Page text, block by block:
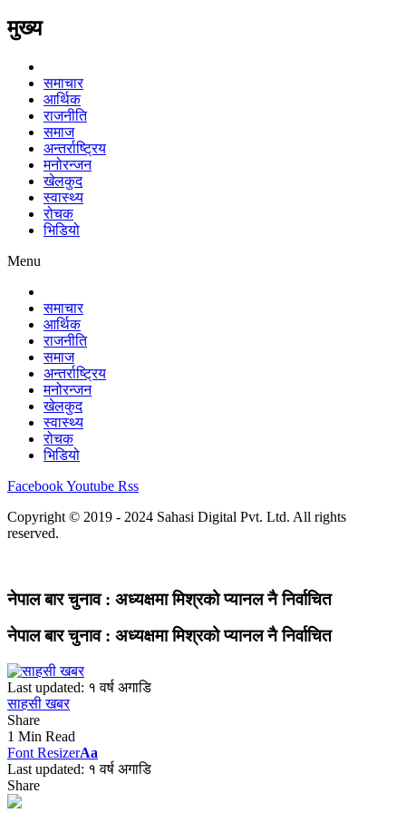
मुख्य
समाचार
आर्थिक
राजनीति
समाज
अन्तर्राष्ट्रिय
मनोरन्जन
खेलकुद
स्वास्थ्य
रोचक
भिडियो
Menu
समाचार
आर्थिक
राजनीति
समाज
अन्तर्राष्ट्रिय
मनोरन्जन
खेलकुद
स्वास्थ्य
रोचक
भिडियो
FacebookYoutube Rss
Copyright © 2019 - 2024 Sahasi Digital Pvt. Ltd. All rights
reserved.
नेपाल बार चुनाव : अध्यक्षमा मिश्रको प्यानल नै निर्वाचित
नेपाल बार चुनाव : अध्यक्षमा मिश्रको प्यानल नै निर्वाचित
Last updated: १ वर्ष अगाडि
साहसी खबर
Share
1 Min Read
Font ResizerAa
Last updated: १ वर्ष अगाडि
Share